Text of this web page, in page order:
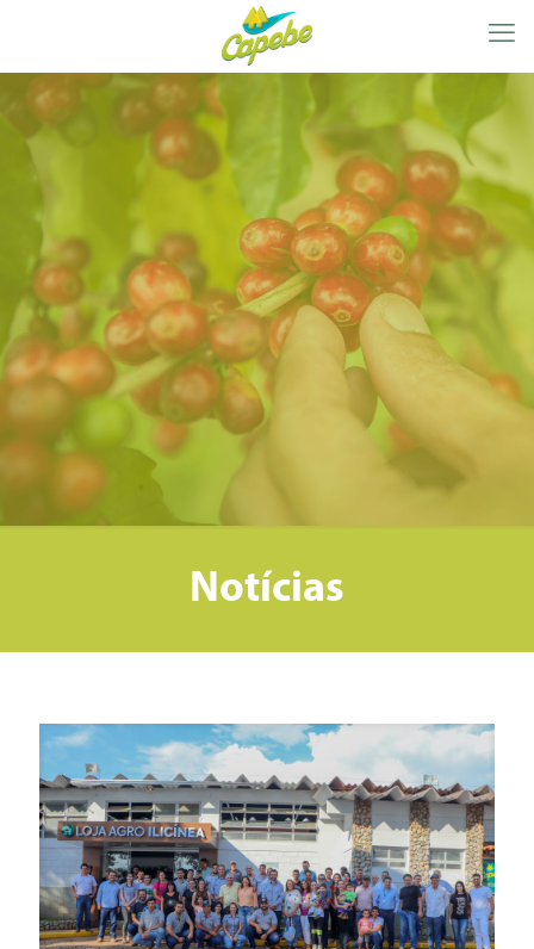
Notícias